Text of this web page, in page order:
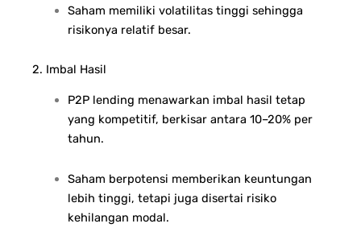
Saham memiliki volatilitas tinggi sehingga
risikonya relatif besar.
2. Imbal Hasil
P2P lending menawarkan imbal hasil tetap
yang kompetitif, berkisar antara 10–20% per
tahun.
Saham berpotensi memberikan keuntungan
lebih tinggi, tetapi juga disertai risiko
kehilangan modal.